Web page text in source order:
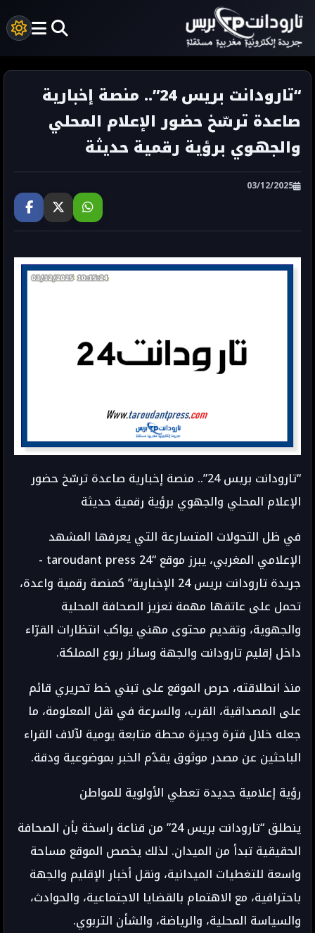
“تارودانت بريس 24”.. منصة إخبارية
صاعدة ترسّخ حضور الإعلام المحلي
والجهوي برؤية رقمية حديثة
03/12/2025
“تارودانت بريس 24”.. منصة إخبارية صاعدة ترسّخ حضور
الإعلام المحلي والجهوي برؤية رقمية حديثة
في ظل التحولات المتسارعة التي يعرفها المشهد
الإعلامي المغربي، يبرز موقع “taroudant press 24 -
جريدة تارودانت بريس 24 الإخبارية” كمنصة رقمية واعدة،
تحمل على عاتقها مهمة تعزيز الصحافة المحلية
والجهوية، وتقديم محتوى مهني يواكب انتظارات القرّاء
داخل إقليم تارودانت والجهة وسائر ربوع المملكة.
منذ انطلاقته، حرص الموقع على تبني خط تحريري قائم
على المصداقية، القرب، والسرعة في نقل المعلومة، ما
جعله خلال فترة وجيزة محطة متابعة يومية لآلاف القراء
الباحثين عن مصدر موثوق يقدّم الخبر بموضوعية ودقة.
رؤية إعلامية جديدة تعطي الأولوية للمواطن
ينطلق “تارودانت بريس 24” من قناعة راسخة بأن الصحافة
الحقيقية تبدأ من الميدان. لذلك يخصص الموقع مساحة
واسعة للتغطيات الميدانية، ونقل أخبار الإقليم والجهة
باحترافية، مع الاهتمام بالقضايا الاجتماعية، والحوادث،
والسياسة المحلية، والرياضة، والشأن التربوي.